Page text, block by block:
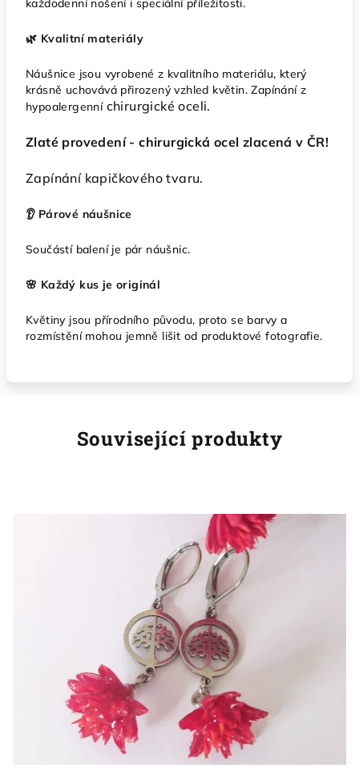
každodenní nošení i speciální příležitosti.
🌿 Kvalitní materiály
Náušnice jsou vyrobené z kvalitního materiálu, který
krásně uchovává přirozený vzhled květin. Zapínání z
hypoalergenní chirurgické oceli.
Zlaté provedení - chirurgická ocel zlacená v ČR!
Zapínání kapičkového tvaru.
👂 Párové náušnice
Součástí balení je pár náušnic.
🌸 Každý kus je originál
Květiny jsou přírodního původu, proto se barvy a
rozmístění mohou jemně lišit od produktové fotografie.
Související produkty